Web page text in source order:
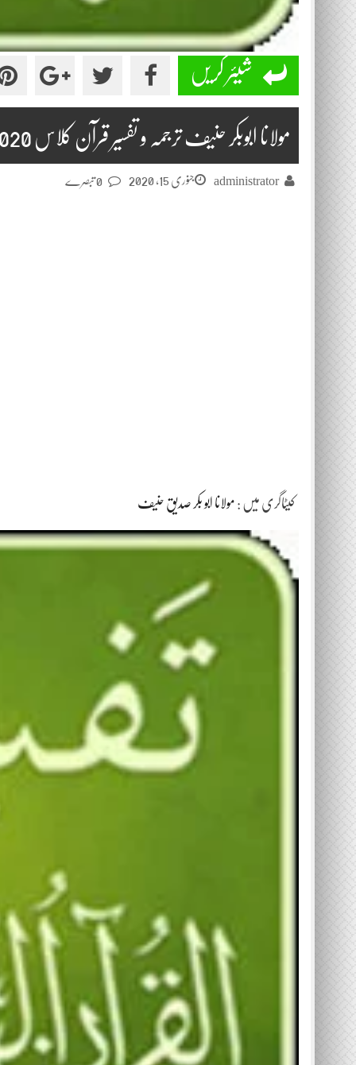
شیئر کریں
مولانا ابوبکر حنیف ترجمہ و تفسیر قرآن کلاس 2020-01-15
administrator جنوری 15, 2020
کیٹاگری میں : مولانا ابو بکر صدیق حنیف